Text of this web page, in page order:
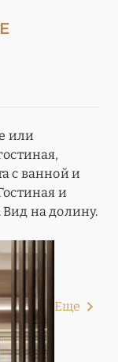
или
с ванной и
и
на долину.
Еще